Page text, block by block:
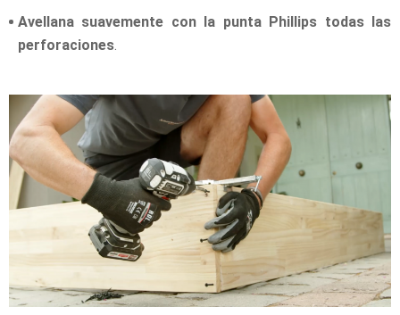
Avellana suavemente con la punta Phillips todas las
perforaciones